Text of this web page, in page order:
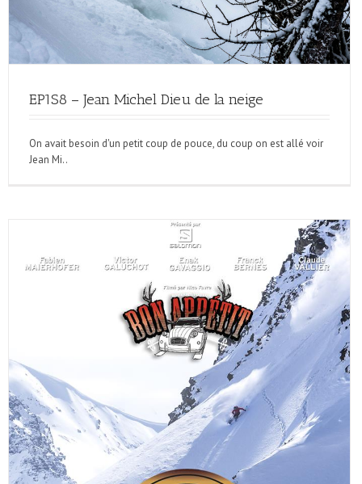
EP1S8 – Jean Michel Dieu de la neige
On avait besoin d'un petit coup de pouce, du coup on est allé voir
Jean Mi..